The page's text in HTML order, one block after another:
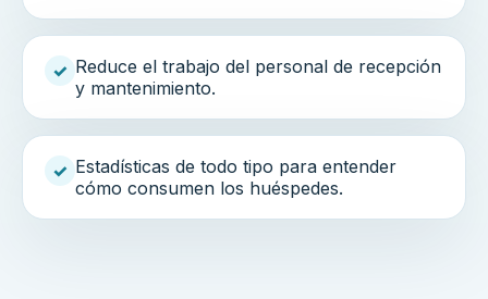
✓ Reduce el trabajo del personal de recepción
y mantenimiento.
✓ Estadísticas de todo tipo para entender
cómo consumen los huéspedes.